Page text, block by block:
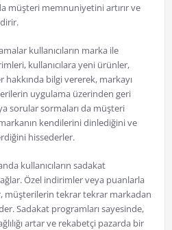
müşteri memnuniyetini artırır ve
kullanıcıların marka ile
kullanıcılara yeni ürünler,
bilgi vererek, markayı
uygulama üzerinden geri
sorular sormaları da müşteri
markanın kendilerini dinlediğini ve
hissederler.
kullanıcıların sadakat
Özel indirimler veya puanlarla
müşterilerin tekrar tekrar markadan
Sadakat programları sayesinde,
artar ve rekabetçi pazarda bir